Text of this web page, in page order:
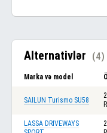
Alternativlər (4)
Marka və model
SAILUN Turismo SU58
LASSA DRIVEWAYS